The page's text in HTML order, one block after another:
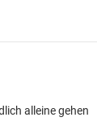
alleine gehen